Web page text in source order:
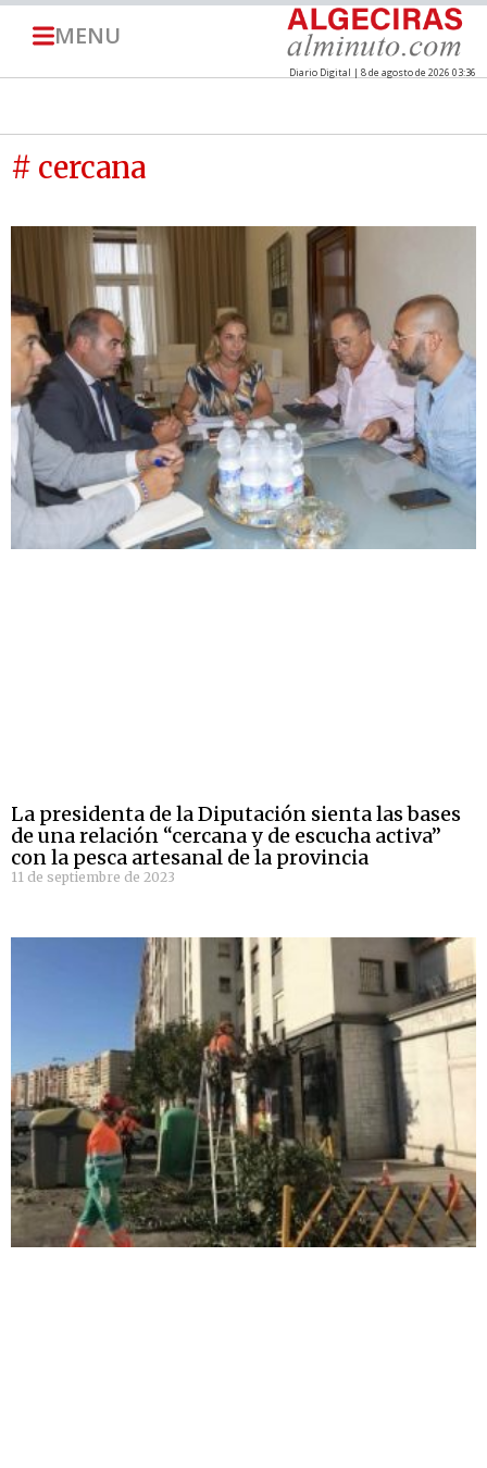
MENU
Diario Digital | 8 de agosto de 2026 03:36
# cercana
La presidenta de la Diputación sienta las bases
de una relación “cercana y de escucha activa”
con la pesca artesanal de la provincia
11 de septiembre de 2023